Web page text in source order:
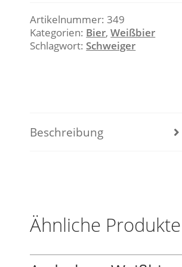
Artikelnummer:349
Kategorien: Bier,Weißbier
Schlagwort:Schweiger
Beschreibung
Ähnliche Produkte